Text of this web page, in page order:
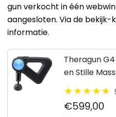
gun verkocht in één
aangesloten. Via de bekijk-
informatie.
Theragun
en Stille
Voor
Percussie
Tissue
€599,00